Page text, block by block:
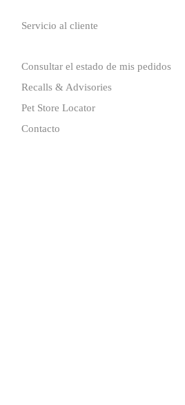
Servicio al cliente
Consultar el estado de mis pedidos
Recalls & Advisories
Pet Store Locator
Contacto